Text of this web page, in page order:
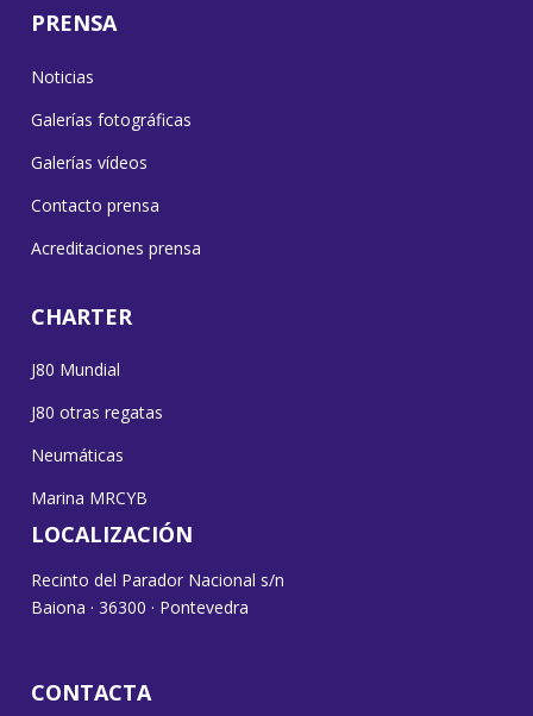
PRENSA
Noticias
Galerías fotográficas
Galerías vídeos
Contacto prensa
Acreditaciones prensa
CHARTER
J80 Mundial
J80 otras regatas
Neumáticas
Marina MRCYB
LOCALIZACIÓN
Recinto del Parador Nacional s/n
Baiona · 36300 · Pontevedra
CONTACTA